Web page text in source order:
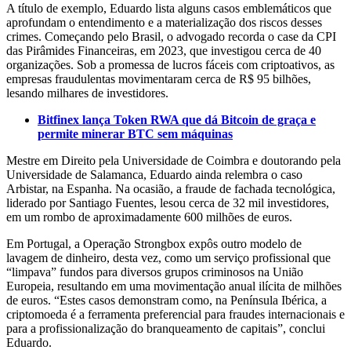
A título de exemplo, Eduardo lista alguns casos emblemáticos que
aprofundam o entendimento e a materialização dos riscos desses
crimes. Começando pelo Brasil, o advogado recorda o case da CPI
das Pirâmides Financeiras, em 2023, que investigou cerca de 40
organizações. Sob a promessa de lucros fáceis com criptoativos, as
empresas fraudulentas movimentaram cerca de R$ 95 bilhões,
lesando milhares de investidores.
Bitfinex lança Token RWA que dá Bitcoin de graça e
permite minerar BTC sem máquinas
Mestre em Direito pela Universidade de Coimbra e doutorando pela
Universidade de Salamanca, Eduardo ainda relembra o caso
Arbistar, na Espanha. Na ocasião, a fraude de fachada tecnológica,
liderado por Santiago Fuentes, lesou cerca de 32 mil investidores,
em um rombo de aproximadamente 600 milhões de euros.
Em Portugal, a Operação Strongbox expôs outro modelo de
lavagem de dinheiro, desta vez, como um serviço profissional que
“limpava” fundos para diversos grupos criminosos na União
Europeia, resultando em uma movimentação anual ilícita de milhões
de euros. “Estes casos demonstram como, na Península Ibérica, a
criptomoeda é a ferramenta preferencial para fraudes internacionais e
para a profissionalização do branqueamento de capitais”, conclui
Eduardo.